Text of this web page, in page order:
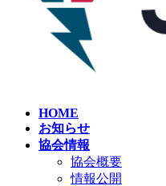
HOME
お知らせ
協会情報
協会概要
情報公開